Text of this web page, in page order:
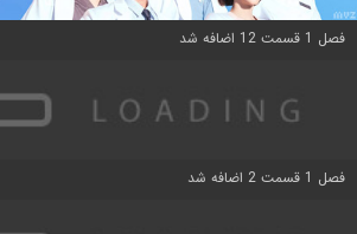
فصل 1 قسمت 12 اضافه شد
فصل 1 قسمت 2 اضافه شد